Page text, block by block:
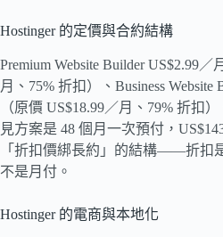
Hostinger 的定價與合約結構
Premium Website Builder US$2.99／
月、75% 折扣）、Business Website
（原價 US$18.99／月、79% 折扣
見方案是 48 個月一次預付，
「折扣價綁長約」的結構——折扣
不是月付。
Hostinger 的電商與本地化